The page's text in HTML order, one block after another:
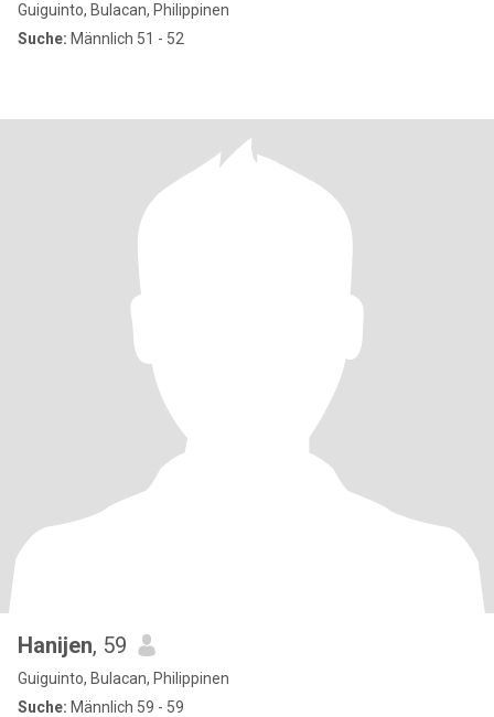
Guiguinto, Bulacan, Philippinen
Suche: Männlich 51 - 52
Hanijen, 59
Guiguinto, Bulacan, Philippinen
Suche: Männlich 59 - 59